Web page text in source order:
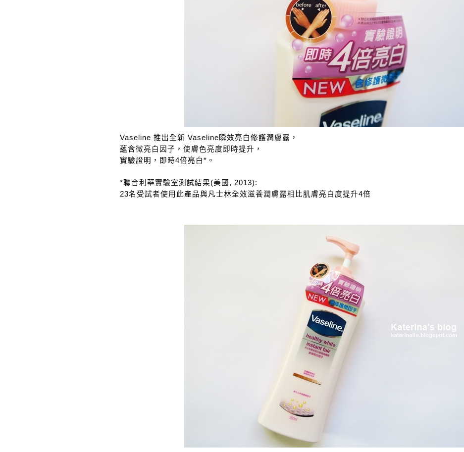
Vaseline 推出全新 Vaseline瞬效亮白修護潤膚露，
蘊含微亮白因子，使膚色亮度即時提升，
實驗證明，即時4倍亮白*。
*聯合利華實驗室測試結果(美國, 2013):
23名受試者使用此產品與凡士林全效滋養潤膚露相比肌膚亮白度提升4倍